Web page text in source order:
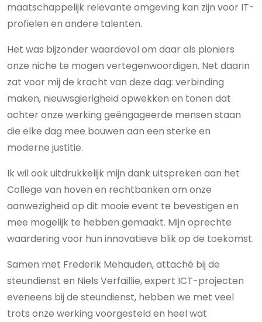
maatschappelijk relevante omgeving kan zijn voor IT-
profielen en andere talenten.
Het was bijzonder waardevol om daar als pioniers
onze niche te mogen vertegenwoordigen. Net daarin
zat voor mij de kracht van deze dag: verbinding
maken, nieuwsgierigheid opwekken en tonen dat
achter onze werking geëngageerde mensen staan
die elke dag mee bouwen aan een sterke en
moderne justitie.
Ik wil ook uitdrukkelijk mijn dank uitspreken aan het
College van hoven en rechtbanken om onze
aanwezigheid op dit mooie event te bevestigen en
mee mogelijk te hebben gemaakt. Mijn oprechte
waardering voor hun innovatieve blik op de toekomst.
Samen met Frederik Mehauden, attaché bij de
steundienst en Niels Verfaillie, expert ICT-projecten
eveneens bij de steundienst, hebben we met veel
trots onze werking voorgesteld en heel wat